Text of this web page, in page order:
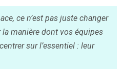
ce n’est pas juste changer
la manière dont vos équipes
sur l’essentiel : leur